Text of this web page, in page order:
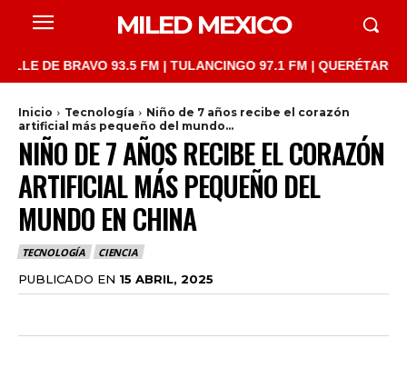
MILED MEXICO
BRAVO 93.5 FM | TULANCINGO 97.1 FM | QUERÉTARO
Inicio Tecnología
Niño de 7 años recibe el corazón
artificial más pequeño del mundo...
NIÑO DE 7 AÑOS RECIBE EL CORAZÓN
ARTIFICIAL MÁS PEQUEÑO DEL
MUNDO EN CHINA
TECNOLOGÍA CIENCIA
PUBLICADO EN 15 ABRIL, 2025